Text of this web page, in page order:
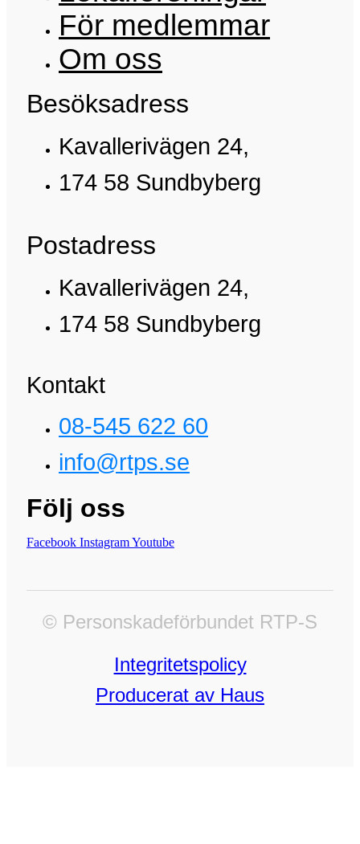
För medlemmar
Om oss
Besöksadress
Kavallerivägen 24,
174 58 Sundbyberg
Postadress
Kavallerivägen 24,
174 58 Sundbyberg
Kontakt
08-545 622 60
info@rtps.se
Följ oss
Facebook InstagramYoutube
© Personskadeförbundet RTP-S
Integritetspolicy
Producerat av Haus